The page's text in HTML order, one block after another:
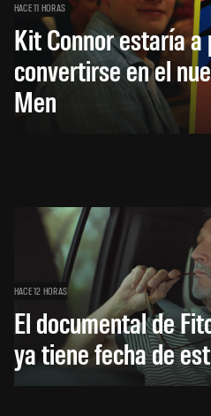
HACE 11 HORAS
Kit Connor estaría a
convertirse en el
Men
HACE 12 HORAS
El documental de
ya tiene fecha de